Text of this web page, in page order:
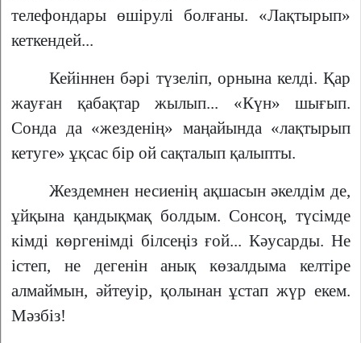
телефондары өшірулі болғаны. «Лақтырып»
кеткендей...
Кейіннен бәрі түзеліп, орнына келді. Қар
жауған қабақтар жылып... «Күн» шығып.
Сонда да «жезденің» маңайында «лақтырып
кетуге» ұқсас бір ой сақталып қалыпты.
Жездемнен несиенің ақшасын әкелдім де,
ұйқына қандықмақ болдым. Сонсоң, түсімде
кімді көргенімді білсеңіз ғой... Кәусарды. Не
істеп, не дегенін анық көзалдыма келтіре
алмаймын, әйтеуір, қолынан ұстап жүр екем.
Мәзбіз!